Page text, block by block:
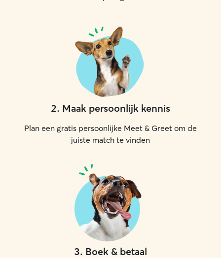
2. Maak persoonlijk kennis
Plan een gratis persoonlijke Meet & Greet om de
juiste match te vinden
3. Boek & betaal